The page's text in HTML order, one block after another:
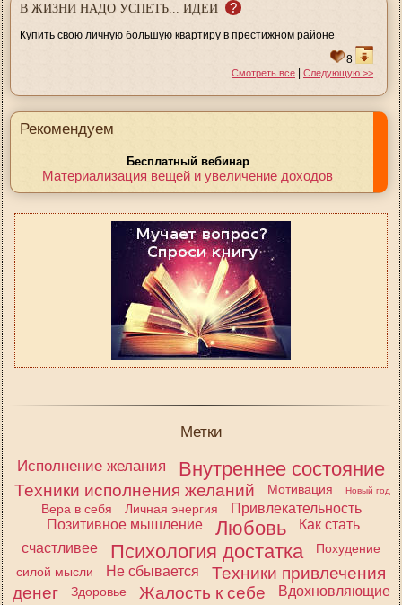
В ЖИЗНИ НАДО УСПЕТЬ... ИДЕИ ?
Купить свою личную большую квартиру в престижном районе
8
Смотреть все | Следующую >>
Рекомендуем
Бесплатный вебинар
Материализация вещей и увеличение доходов
Метки
Исполнение желания
Внутреннее состояние
Техники исполнения желаний Мотивация Новый год
Вера в себя Личная энергия
Привлекательность
Позитивное мышление
Любовь
Как стать
счастливее
Психология достатка
Похудение
силой мысли
Не сбывается
Техники привлечения
денег
Здоровье Жалость к себе
Вдохновляющие